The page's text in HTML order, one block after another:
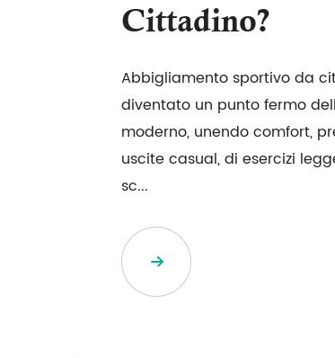
Cittadino?
Abbigliamento sportivo da
diventato un punto fermo
moderno, unendo comfort,
uscite casual, di esercizi
sc...